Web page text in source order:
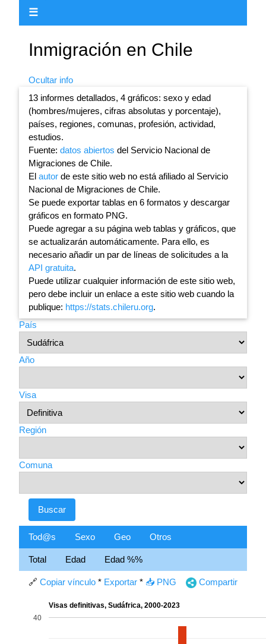
☰
Inmigración en Chile
Ocultar info
13 informes detallados, 4 gráficos: sexo y edad
(hombres/mujeres, cifras absolutas y porcentaje),
países, regiones, comunas, profesión, actividad,
estudios.
Fuente: datos abiertos del Servicio Nacional de
Migraciones de Chile.
El autor de este sitio web no está afiliado al Servicio
Nacional de Migraciones de Chile.
Se puede exportar tablas en 6 formatos y descargar
gráficos en formato PNG.
Puede agregar a su página web tablas y gráficos, que
se actualizarán automáticamente. Para ello, es
necesario añadir un par de líneas de solicitudes a la
API gratuita.
Puede utilizar cualquier información de este sitio web,
pero debe incluir un enlace a este sitio web cuando la
publique: https://stats.chileru.org.
País
Año
Visa
Región
Comuna
Tod@s Sexo Geo Otros
Total Edad Edad %%
🔗 Copiar vínculo * Exportar * 📥 PNG Compartir
Visas definitivas, Sudáfrica, 2000-2023
40